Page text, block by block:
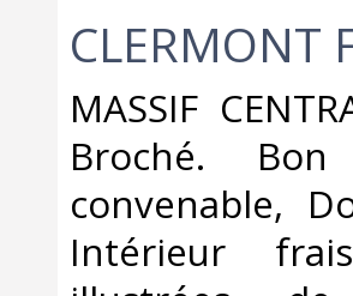
CLERMONT
‎MASSIF
Broché.
convenable,
Intérieur